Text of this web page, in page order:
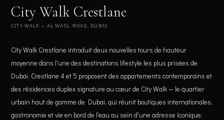
City Walk Crestlane
CITY WALK — AL WASL ROAD, DUBAI
City Walk Crestlane introduit deux nouvelles tours de hauteur
moyenne dans l'une des destinations lifestyle les plus prisées de
Dubaï. Crestlane 4 et 5 proposent des appartements contemporains et
des résidences duplex signature au cœur de City Walk — le quartier
urbain haut de gamme de Dubaï, qui réunit boutiques internationales,
gastronomie et vie en bord de l'eau au sein d'une adresse iconique.